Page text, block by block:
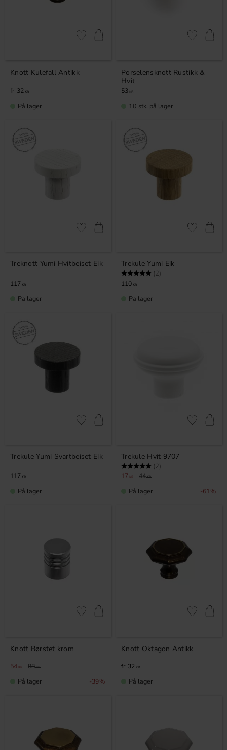
Knott Kulefall Antikk
32 KR
Lagre som favoritt
På lager
Porselensknott Rustikk &
Hvit
53 KR
Lagre som
10 stk. på lager
Treknott Yumi Hvitbeiset Eik
117 KR
Lagre som favoritt
På lager
Trekule Yumi Eik
Karakter: (2)
110 KR
Lagre som
På lager
Trekule Yumi Svartbeiset Eik
117 KR
Lagre som favoritt
På lager
Trekule Hvit 9707
Karakter: (2)
17 KR 44KR
61%
Lagre som
På lager
Knott Børstet krom
54 KR 88KR
39%
Lagre som favoritt
På lager
Knott Oktagon Antikk
32 KR
Lagre som
På lager